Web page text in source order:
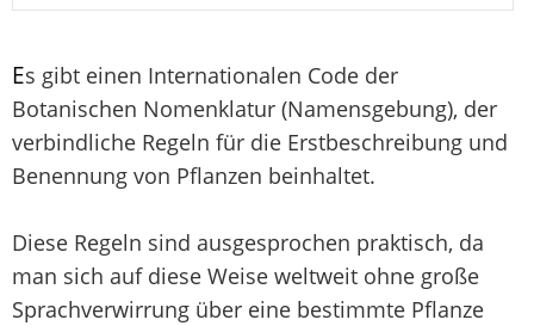
Es gibt einen Internationalen Code der
Botanischen Nomenklatur (Namensgebung), der
verbindliche Regeln für die Erstbeschreibung und
Benennung von Pflanzen beinhaltet.
Diese Regeln sind ausgesprochen praktisch, da
man sich auf diese Weise weltweit ohne große
Sprachverwirrung über eine bestimmte Pflanze